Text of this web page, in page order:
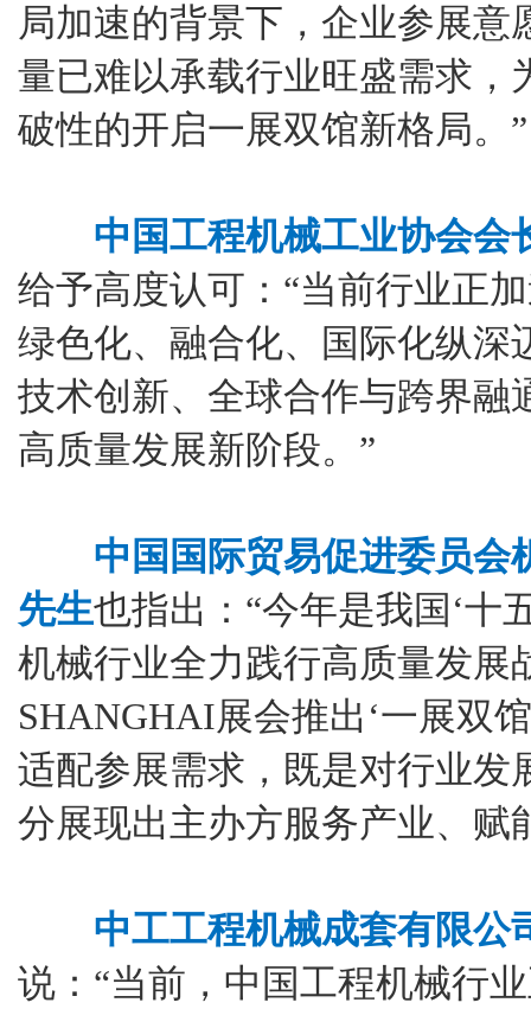
局加速的背景下，企业参展意
量已难以承载行业旺盛需求，
破性的开启一展双馆新格局。”
中国工程机械工业协会会
给予高度认可：“当前行业正
绿色化、融合化、国际化纵深
技术创新、全球合作与跨界融
高质量发展新阶段。”
中国国际贸易促进委员会
先生也指出：“今年是我国‘十
机械行业全力践行高质量发展
SHANGHAI展会推出‘一展双
适配参展需求，既是对行业发
分展现出主办方服务产业、赋
中工工程机械成套有限公
说：“当前，中国工程机械行